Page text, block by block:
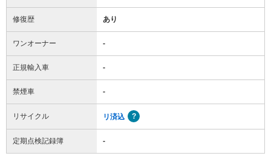
修復歴 あり
ワンオーナー -
正規輸入車 -
禁煙車 -
リサイクル リ済込
定期点検記録簿 -